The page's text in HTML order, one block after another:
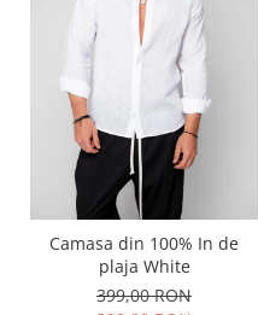
Camasa din 100% In de
plaja White
399,00 RON